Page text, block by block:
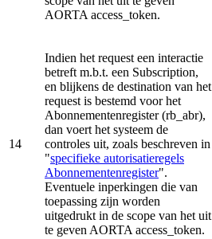
AORTA access_token.
14
Indien het request een interactie
betreft m.b.t. een Subscription,
en blijkens de destination van het
request is bestemd voor het
Abonnementenregister (rb_abr),
dan voert het systeem de
controles uit, zoals beschreven in
"specifieke autorisatieregels
Abonnementenregister".
Eventuele inperkingen die van
toepassing zijn worden
uitgedrukt in de scope van het uit
te geven AORTA access_token.